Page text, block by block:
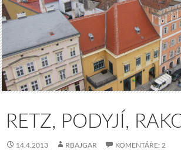
RETZ, PODYJÍ,
14.4.2013 RBAJGAR KOMENTÁŘE: 2